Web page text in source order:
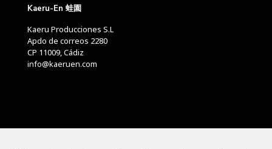
Kaeru-En 蛙園
Kaeru Producciones S.L
Apdo de correos 2280
CP 11009, Cádiz
info@kaeruen.com